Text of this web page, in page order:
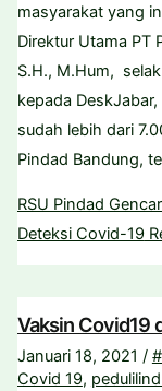
masyarakat yang
Direktur Utama PT
S.H., M.Hum,
kepada
sudah lebih dari
Pindad Bandung,
RSU Pindad
Deteksi Covid-19
Vaksin Covid19
Januari 18, 2021 /
Covid 19,